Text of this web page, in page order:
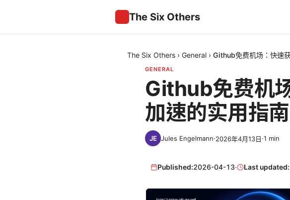
The Six Others
The Six Others › General › Github免费机场：快速
GENERAL
Github免费机
加速的实用指南
Jules Engelmann·2026年4月13日·1 min
Published:2026-04-13· Last updated: